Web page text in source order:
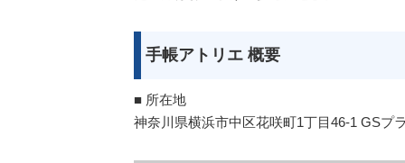
手帳アトリエ 概要
■ 所在地
神奈川県横浜市中区花咲町1丁目46-1 GSプ